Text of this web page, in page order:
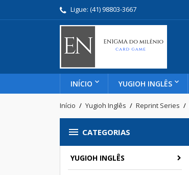
Ligue: (41) 98803-3667
INÍCIO YUGIOH INGLÊS
Início Yugioh Inglês Reprint Series
 CATEGORIAS
YUGIOH INGLÊS